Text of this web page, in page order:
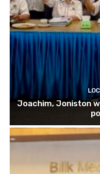
Joachim, Joniston